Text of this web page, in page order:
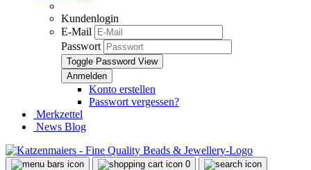
Kundenlogin
E-Mail
Passwort
Toggle Password View
Konto erstellen
Passwort vergessen?
Merkzettel
News Blog
0